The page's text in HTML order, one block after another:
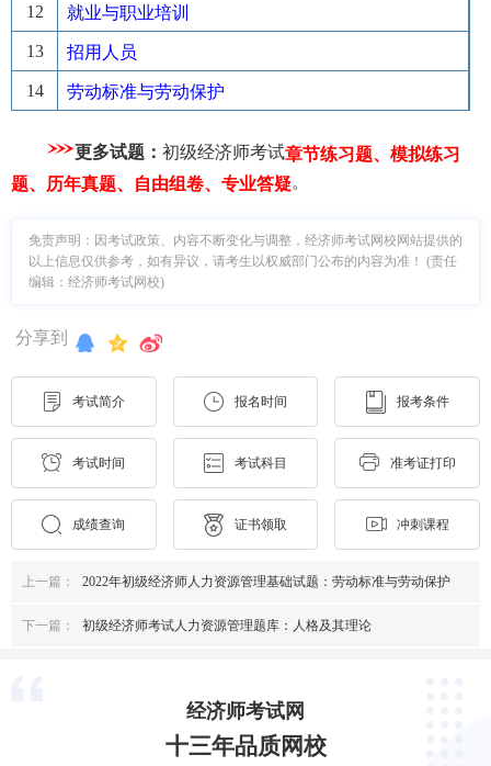
12 就业与职业培训
13 招用人员
14 劳动标准与劳动保护
更多试题： 初级经济师考试章节练习题、模拟练习
题、历年真题、自由组卷、专业答疑。
免责声明：因考试政策、内容不断变化与调整，经济师考试网校网站提供的
以上信息仅供参考，如有异议，请考生以权威部门公布的内容为准！ (责任
编辑：经济师考试网校)
分享到
考试简介 报名时间 报考条件
考试时间 考试科目 准考证打印
成绩查询 证书领取 冲刺课程
上一篇： 2022年初级经济师人力资源管理基础试题：劳动标准与劳动保护
下一篇： 初级经济师考试人力资源管理题库：人格及其理论
经济师考试网
十三年品质网校